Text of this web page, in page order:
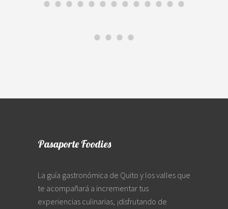
Pasaporte Foodies
La guía gastronómica de Quito y los valles que
te acompañará a incrementar tus
experiencias culinarias, ¡disfrutando de